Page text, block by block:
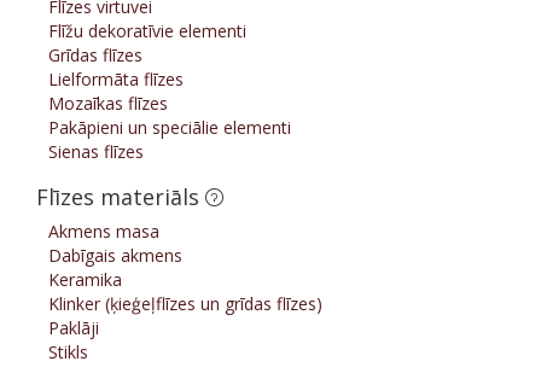
Flīzes virtuvei
Flīžu dekoratīvie elementi
Grīdas flīzes
Lielformāta flīzes
Mozaīkas flīzes
Pakāpieni un speciālie elementi
Sienas flīzes
Flīzes materiāls
Akmens masa
Dabīgais akmens
Keramika
Klinker (ķieģeļflīzes un grīdas flīzes)
Paklāji
Stikls